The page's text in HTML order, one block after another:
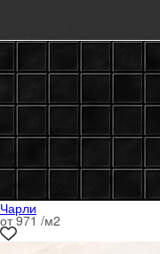
Чарли
от 971 /м2